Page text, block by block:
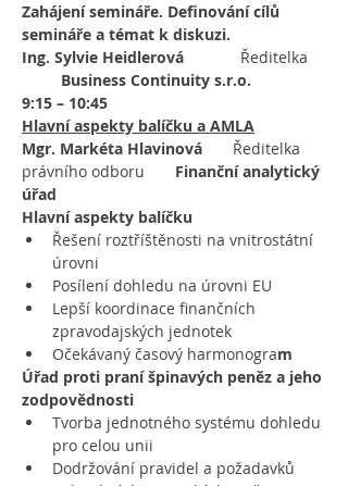
Zahájení semináře. Definování cílů
semináře a témat k diskuzi.
Ing. Sylvie Heidlerová
Ředitelka
Business Continuity s.r.o.
9:15 – 10:45
Hlavní aspekty balíčku a AMLA
Mgr. Markéta Hlavinová Ředitelka
právního odboru Finanční analytický
úřad
Hlavní aspekty balíčku
Řešení roztříštěnosti na vnitrostátní
úrovni
Posílení dohledu na úrovni EU
Lepší koordinace finančních
zpravodajských jednotek
Očekávaný časový harmonogram
Úřad proti praní špinavých peněz a jeho
zodpovědnosti
Tvorba jednotného systému dohledu
pro celou unii
Dodržování pravidel a požadavků